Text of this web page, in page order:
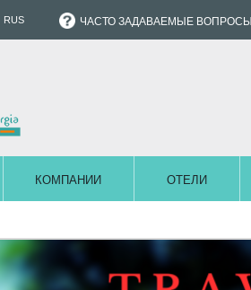
RUS ЧАСТО ЗАДАВАЕМЫЕ ВОПРОСЫ
КОМПАНИИ ОТЕЛИ